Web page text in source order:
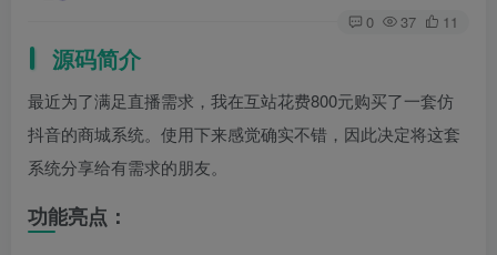
0 37 11
源码简介
最近为了满足直播需求，我在互站花费800元购买了一套仿
抖音的商城系统。使用下来感觉确实不错，因此决定将这套
系统分享给有需求的朋友。
功能亮点：